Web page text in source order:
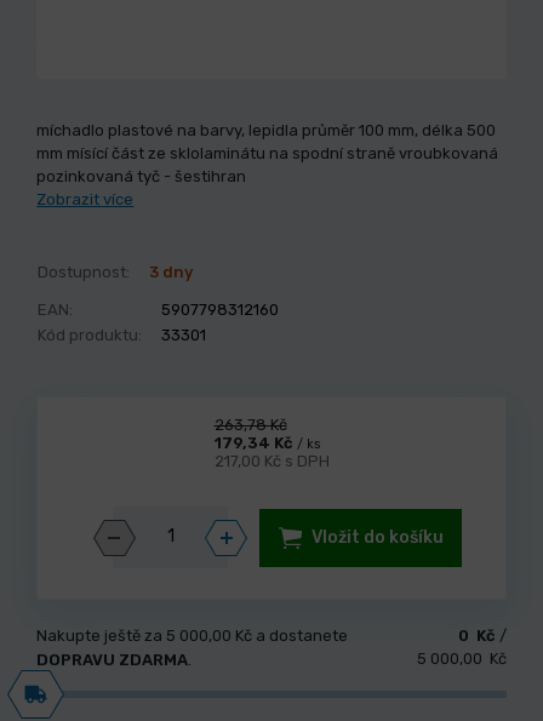
míchadlo plastové na barvy, lepidla průměr 100 mm, délka 500
mm mísící část ze sklolaminátu na spodní straně vroubkovaná
pozinkovaná tyč - šestihran
Zobrazit více
Dostupnost: 3 dny
EAN:
5907798312160
Kód produktu:
33301
263,78 Kč
179,34 Kč / ks
217,00 Kč s DPH
Vložit do košíku
Nakupte ještě za 5 000,00 Kč a dostanete
DOPRAVU ZDARMA.
0 Kč /
5 000,00 Kč